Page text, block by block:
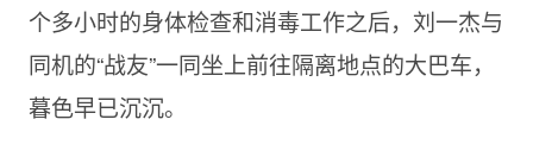
个多小时的身体检查和消毒工作之后，刘一杰与
同机的“战友”一同坐上前往隔离地点的大巴车，
暮色早已沉沉。